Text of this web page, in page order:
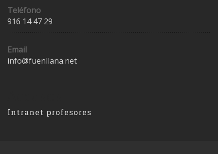
Teléfono
916 14 47 29
Email
info@fuenllana.net
Intranet profesores